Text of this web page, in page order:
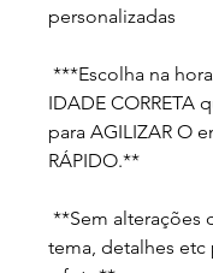
personalizadas
IDADE CORRETA
para AGILIZAR O
RÁPIDO.**
tema, detalhes